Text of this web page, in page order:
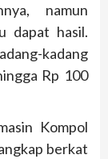
namun
dapat hasil.
kadang
Rp 100
Kompol
berkat